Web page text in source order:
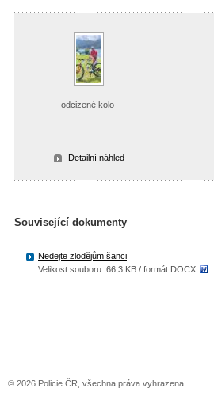
odcizené kolo
Detailní náhled
Související dokumenty
Nedejte zlodějům šanci
Velikost souboru: 66,3 KB / formát DOCX
© 2026 Policie ČR, všechna práva vyhrazena